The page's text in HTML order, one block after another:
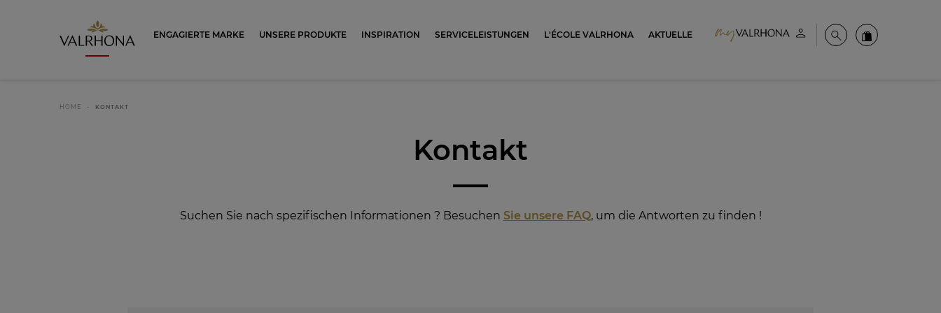
Valrhona - Imaginons le meilleur du chocolat
Mein konto SucheValrhona
ENGAGIERTE MARKE UNSERE PRODUKTE INSPIRATION SERVICELEISTUNGEN L'ÉCOLE VALRHONA AKTUELLE
HOME KONTAKT
Kontakt
Suchen Sie nach spezifischen Informationen ? Besuchen Sie unsere FAQ, um die Antworten zu finden !